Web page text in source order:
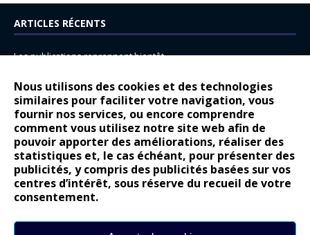
Nous utilisons des cookies et des technologies
similaires pour faciliter votre navigation, vous
fournir nos services, ou encore comprendre
comment vous utilisez notre site web afin de
pouvoir apporter des améliorations, réaliser des
statistiques et, le cas échéant, pour présenter des
publicités, y compris des publicités basées sur vos
centres d’intérêt, sous réserve du recueil de votre
consentement.
ARTICLES RÉCENTS
Les publications reprennent bientôt…
14 juillet : nouveau film de marque pour Citroën
Renault Espace : voyage, voyage…
Peugeot E-208 GTi : naissance d’une légende
COMMENTAIRES RÉCENTS
Gilly